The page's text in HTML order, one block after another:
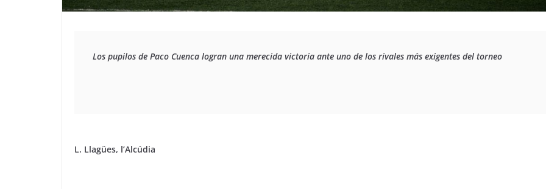
Los pupilos de Paco Cuenca logran una merecida victoria ante uno de los rivales más exigentes del torneo
L. Llagües, l’Alcúdia